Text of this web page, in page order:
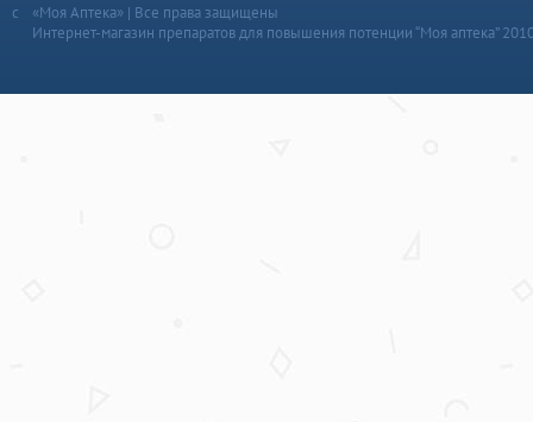
«Моя Аптека» | Все права защищены
Интернет-магазин препаратов для повышения потенции “Моя аптека”